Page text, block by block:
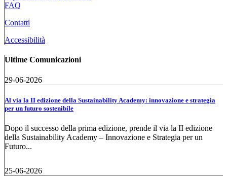
FAQ
Contatti
Accessibilità
Ultime Comunicazioni
29-06-2026
Al via la II edizione della Sustainability Academy: innovazione e strategia
per un futuro sostenibile
Dopo il successo della prima edizione, prende il via la II edizione
della Sustainability Academy – Innovazione e Strategia per un
Futuro...
25-06-2026